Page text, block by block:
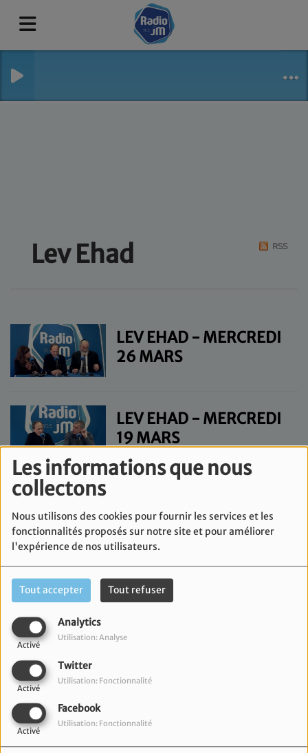
Les informations que nous
collectons
Nous utilisons des cookies pour fournir les services et les
fonctionnalités proposés sur notre site et pour améliorer
l'expérience de nos utilisateurs.
Tout accepter Tout refuser
Analytics
Activé
Utilisation: Analyse
Twitter
Activé
Utilisation: Fonctionnalité
Facebook
Activé
Utilisation: Fonctionnalité
Lev Ehad RSS
LEV EHAD - MERCREDI
26 MARS
LEV EHAD - MERCREDI
19 MARS
12 MARS
LEV EHAD - MERCREDI
5 MARS
5 FÉVRIER
LEV EHAD - MERCREDI